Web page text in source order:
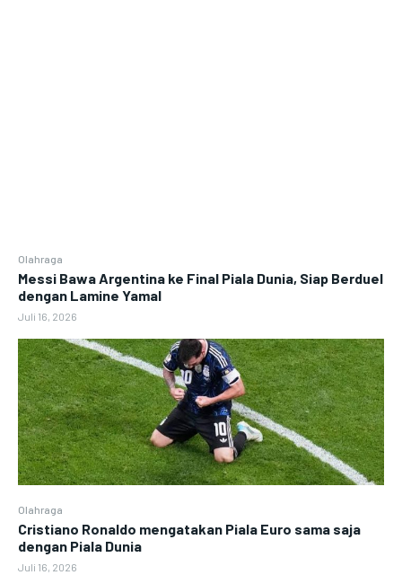
Olahraga
Messi Bawa Argentina ke Final Piala Dunia, Siap Berduel
dengan Lamine Yamal
Juli 16, 2026
Olahraga
Cristiano Ronaldo mengatakan Piala Euro sama saja
dengan Piala Dunia
Juli 16, 2026